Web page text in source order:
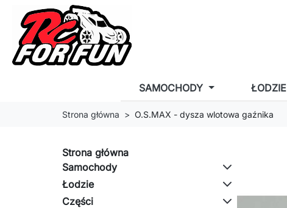
SAMOCHODY ŁODZIE
Strona główna O.S.MAX - dysza wlotowa gaźnika
Strona główna
Samochody
Łodzie
Części